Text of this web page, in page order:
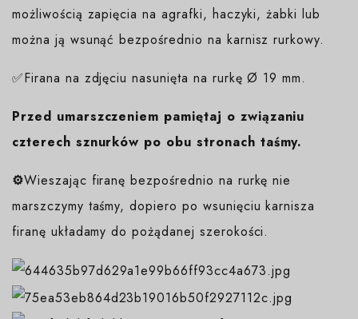
możliwością zapięcia na agrafki, haczyki, żabki lub
można ją wsunąć bezpośrednio na karnisz rurkowy.
✅Firana na zdjęciu nasunięta na rurkę Ø 19 mm.
Przed umarszczeniem pamiętaj o związaniu
czterech sznurków po obu stronach taśmy.
⚙️Wieszając firanę bezpośrednio na rurkę nie
marszczymy taśmy, dopiero po wsunięciu karnisza
firanę układamy do pożądanej szerokości.